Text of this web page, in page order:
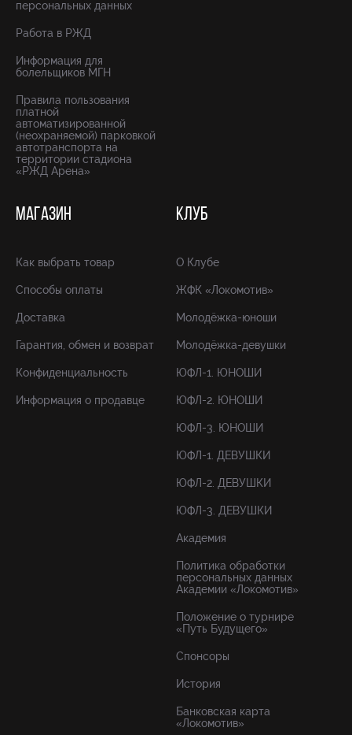
персональных данных
Работа в РЖД
Информация для
болельщиков МГН
Правила пользования
платной
автоматизированной
(неохраняемой) парковкой
автотранспорта на
территории стадиона
«РЖД Арена»
МАГАЗИН
Как выбрать товар
Способы оплаты
Доставка
Гарантия, обмен и возврат
Конфиденциальность
Информация о продавце
КЛУБ
О Клубе
ЖФК «Локомотив»
Молодёжка-юноши
Молодёжка-девушки
ЮФЛ-1. ЮНОШИ
ЮФЛ-2. ЮНОШИ
ЮФЛ-3. ЮНОШИ
ЮФЛ-1. ДЕВУШКИ
ЮФЛ-2. ДЕВУШКИ
ЮФЛ-3. ДЕВУШКИ
Академия
Политика обработки
персональных данных
Академии «Локомотив»
Положение о турнире
«Путь Будущего»
Спонсоры
История
Банковская карта
«Локомотив»